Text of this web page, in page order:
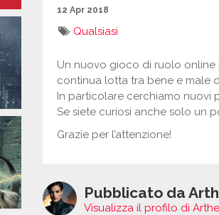
12 Apr 2018
Qualsiasi
Un nuovo gioco di ruolo
continua lotta tra bene e male
In particolare cerchiamo nuovi
Se siete curiosi anche solo un
Grazie per l’attenzione!
Pubblicato da
Visualizza il profilo di